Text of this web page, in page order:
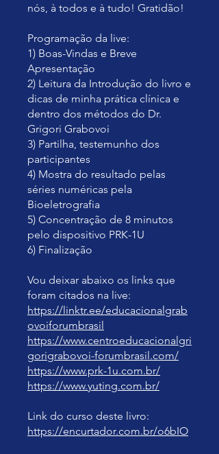
nós, à todos e à tudo! Gratidão!
Programação da live:
1) Boas-Vindas e Breve
Apresentação
2) Leitura da Introdução do livro e
dicas de minha prática clínica e
dentro dos métodos do Dr.
Grigori Grabovoi
3) Partilha, testemunho dos
participantes
4) Mostra do resultado pelas
séries numéricas pela
Bioeletrografia
5) Concentração de 8 minutos
pelo dispositivo PRK-1U
6) Finalização
Vou deixar abaixo os links que
https://linktr.ee/educacionalgrab
ovoiforumbrasil
https://www.centroeducacionalgri
gorigrabovoi-forumbrasil.com/
https://www.prk-1u.com.br/
https://www.yuting.com.br/
https://encurtador.com.br/o6bIO